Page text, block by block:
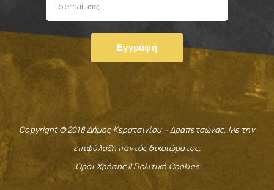
Copyright © 2018 Δήμος Κερατσινίου – Δραπετσώνας. Με την
επιφύλαξη παντός δικαιώματος.
Όροι Χρήσης ||Πολιτική Cookies